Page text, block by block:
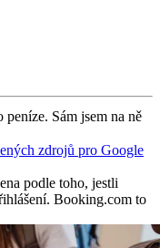
Sám jsem na ně
zdrojů pro Google
podle toho, jestli
Booking.com to